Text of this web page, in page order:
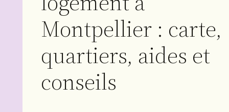
Montpellier : carte,
quartiers, aides et
conseils